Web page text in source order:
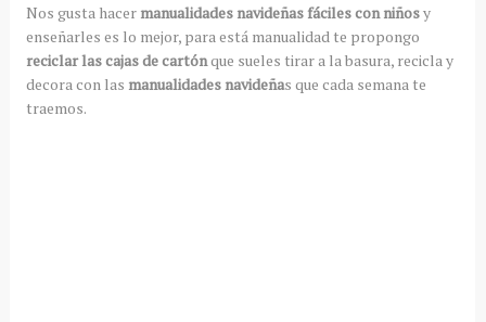
Nos gusta hacer manualidades navideñas fáciles con niñosy
enseñarles es lo mejor, para está manualidad te propongo
reciclar las cajas de cartónque sueles tirar a la basura, recicla y
decora con las manualidades navideñas que cada semana te
traemos.